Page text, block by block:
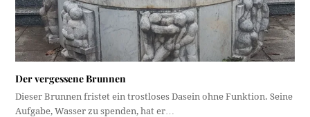
Der vergessene Brunnen
Dieser Brunnen fristet ein trostloses Dasein ohne Funktion. Seine
Aufgabe, Wasser zu spenden, hat er…